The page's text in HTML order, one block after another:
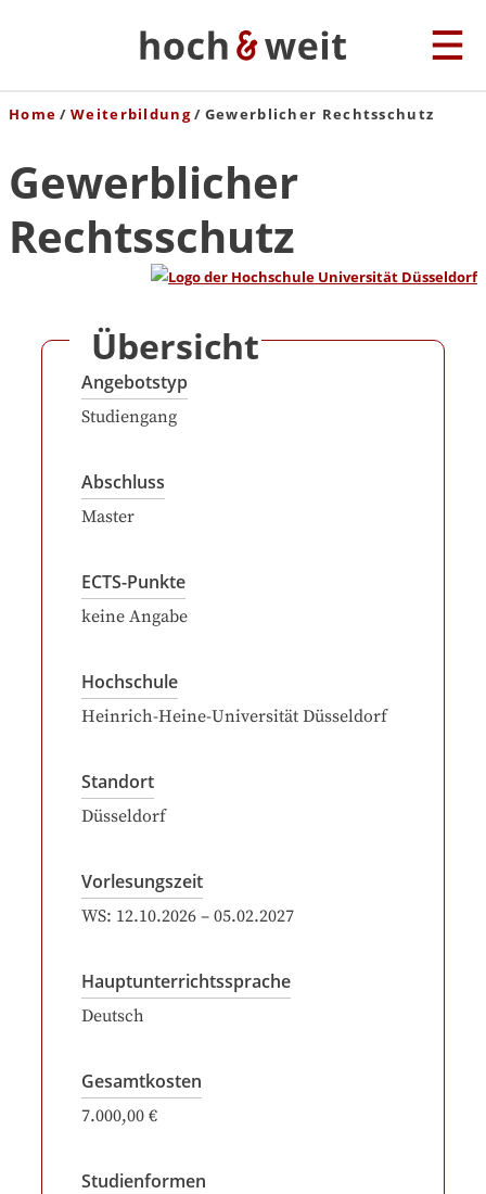
Home Weiterbildung Gewerblicher Rechtsschutz
Gewerblicher
Rechtsschutz
Übersicht
Angebotstyp
Studiengang
Abschluss
Master
ECTS-Punkte
keine Angabe
Hochschule
Heinrich-Heine-Universität Düsseldorf
Standort
Düsseldorf
Vorlesungszeit
WS: 12.10.2026 – 05.02.2027
Hauptunterrichtssprache
Deutsch
Gesamtkosten
7.000,00 €
Studienformen